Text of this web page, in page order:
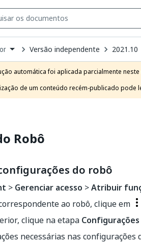
Versão independente 2021.10
automática foi aplicada parcialmente
de um conteúdo recém-publicado pode
Robô
do robô
> Gerenciar acesso >Atribuir
ao robô, clique em
clique na etapa
necessárias nas configurações